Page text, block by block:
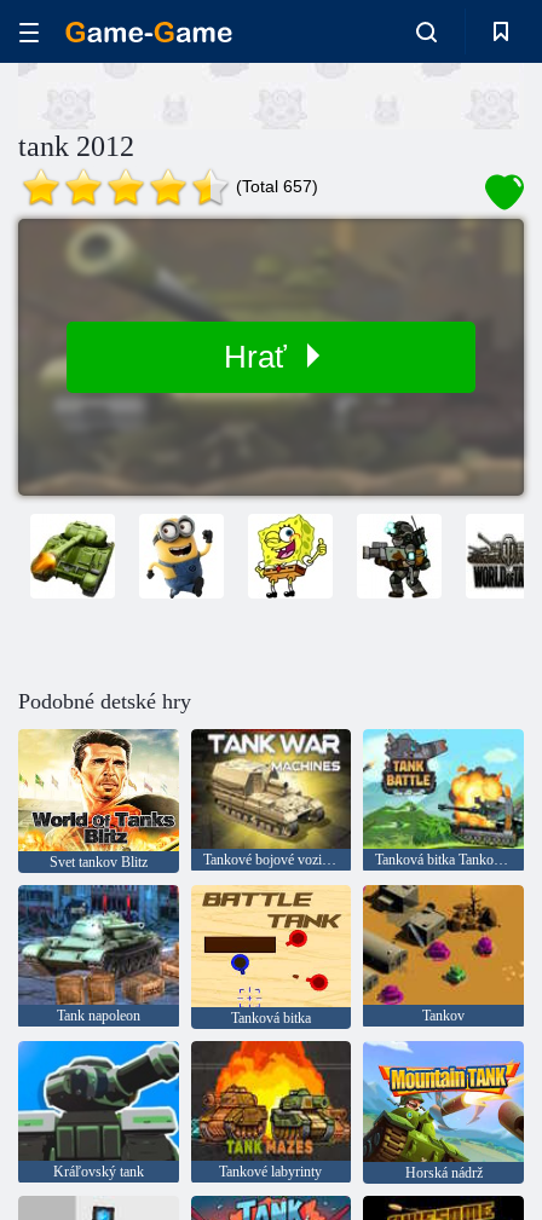
tank 2012
(Total 657)
Hrať
Podobné detské hry
Svet tankov Blitz Tankové bojové vozidlo Tanková bitka Tanková vojna
Tank napoleon Tanková bitka Tankov
Kráľovský tank Tankové labyrinty Horská nádrž